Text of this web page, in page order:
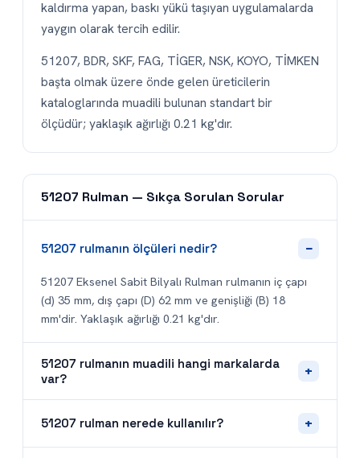
kaldırma yapan, baskı yükü taşıyan uygulamalarda
yaygın olarak tercih edilir.
51207, BDR, SKF, FAG, TİGER, NSK, KOYO, TİMKEN
başta olmak üzere önde gelen üreticilerin
kataloglarında muadili bulunan standart bir
ölçüdür; yaklaşık ağırlığı 0.21 kg'dır.
51207 Rulman — Sıkça Sorulan Sorular
51207 rulmanın ölçüleri nedir? −
51207 Eksenel Sabit Bilyalı Rulman rulmanın iç çapı
(d) 35 mm, dış çapı (D) 62 mm ve genişliği (B) 18
mm'dir. Yaklaşık ağırlığı 0.21 kg'dır.
51207 rulmanın muadili hangi markalarda
var?
+
51207 rulman nerede kullanılır? +